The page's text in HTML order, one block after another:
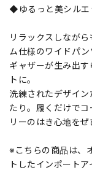
◆ゆるっと美シル
リラックスしなが
ム仕様のワイドパン
ギャザーが生み出
トに。
洗練されたデザイ
たり。履くだけで
リーのはき心地を
※こちらの商品は、
トしたインポート